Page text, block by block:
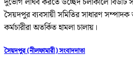
সৈয়দপুর ব্যবসায়ী সমিতির সাধারণ
কর্মচারীরা অতর্কিত হামলা চালায়।
সৈয়দপুর (নীলফামারী) সংবাদদাতা